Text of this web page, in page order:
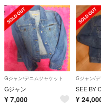
Gジャン/デニムジャケット
Gジャン
¥ 7,000
Gジャン/
¥